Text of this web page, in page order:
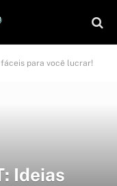
para você lucrar!
Ideias